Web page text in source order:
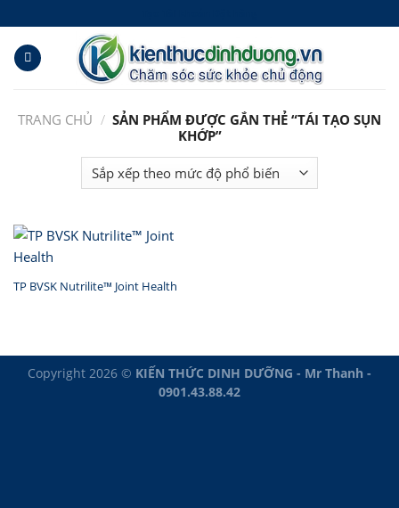
to
content
TRANG CHỦ / SẢN PHẨM ĐƯỢC GẮN THẺ “TÁI TẠO SỤN
KHỚP”
TP BVSK Nutrilite™ Joint Health
Copyright 2026 © KIẾN THỨC DINH DƯỠNG - Mr Thanh -
0901.43.88.42